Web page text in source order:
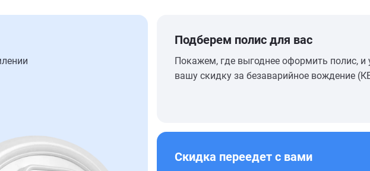
Подберем полис для вас
Покажем, где выгоднее оформить полис, и
вашу скидку за безаварийное вождение
Скидка переедет с вами